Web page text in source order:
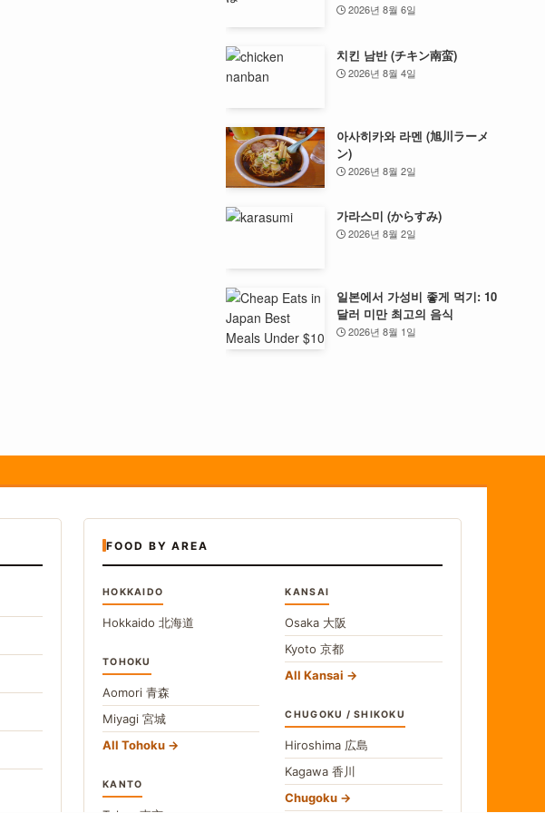
2026년 8월 6일
치킨 남반 (チキン南蛮)
2026년 8월 4일
아사히카와 라멘 (旭川ラーメ
ン)
2026년 8월 2일
가라스미 (からすみ)
2026년 8월 2일
일본에서 가성비 좋게 먹기: 10
달러 미만 최고의 음식
2026년 8월 1일
FOOD BY AREA
HOKKAIDO
Hokkaido 北海道
TOHOKU
Aomori 青森
Miyagi 宮城
All Tohoku
KANTO
KANSAI
Osaka 大阪
Kyoto京都
All Kansai
CHUGOKU / SHIKOKU
Hiroshima 広島
Kagawa香川
Chugoku